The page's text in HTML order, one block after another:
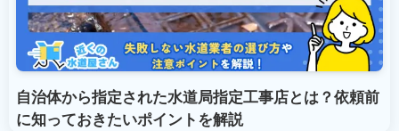
自治体から指定された水道局指定工事店とは？依頼前
に知っておきたいポイントを解説